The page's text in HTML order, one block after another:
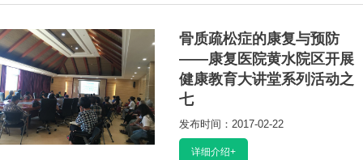
骨质疏松症的康复与预防
——康复医院黄水院区开展
健康教育大讲堂系列活动之
七
发布时间：2017-02-22
阅读：19078
详细介绍+